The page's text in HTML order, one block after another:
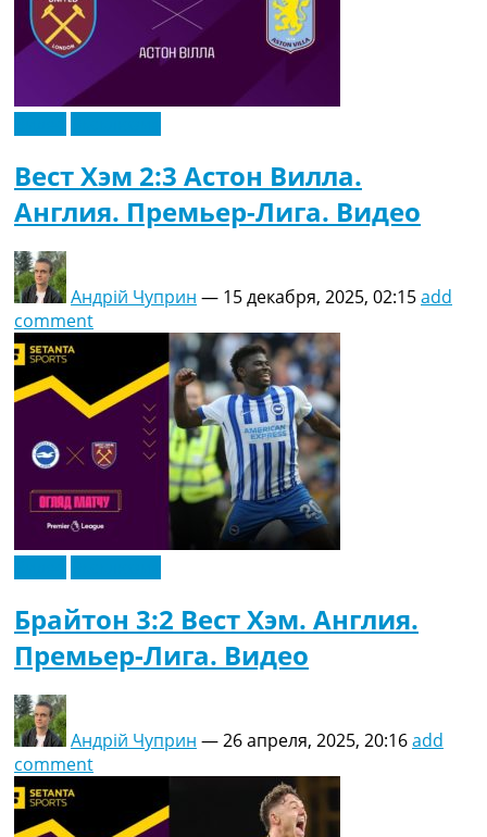
Вест Хэм 2:3 Астон Вилла.
Англия. Премьер-Лига. Видео
Андрій Чуприн — 15 декабря, 2025, 02:15add
comment
Брайтон 3:2 Вест Хэм. Англия.
Премьер-Лига. Видео
Андрій Чуприн —26 апреля, 2025, 20:16add
comment